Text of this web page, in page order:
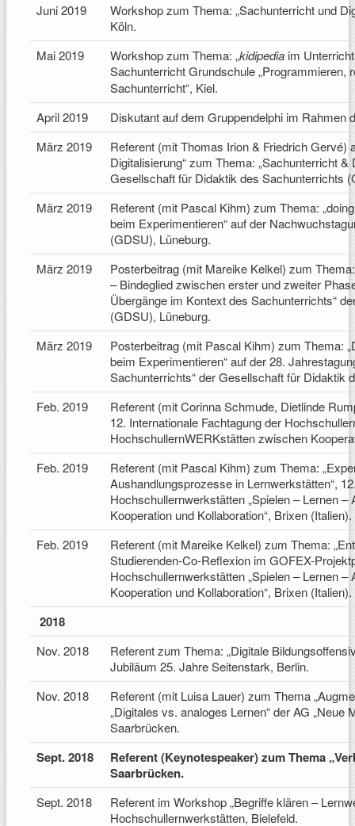
Juni 2019
Workshop zum Thema: „Sachunterricht und
Köln.
Mai 2019
Workshop zum Thema: „kidipedia im
Sachunterricht Grundschule
Sachunterricht“, Kiel.
April 2019
Diskutant auf dem Gruppendelphi im Rahmen
März 2019
Referent (mit Thomas Irion & Friedrich Gervé)
Digitalisierung“ zum Thema: „Sachunterricht
Gesellschaft für Didaktik des Sachunterrichts
März 2019
Referent (mit Pascal Kihm) zum Thema:
beim Experimentieren“ auf der
(GDSU), Lüneburg.
März 2019
Posterbeitrag (mit Mareike Kelkel) zum
– Bindeglied zwischen erster und zweiter
Übergänge im Kontext des Sachunterrichts“
(GDSU), Lüneburg.
März 2019
Posterbeitrag (mit Pascal Kihm) zum Thema:
beim Experimentieren“ auf der 28.
Sachunterrichts“ der Gesellschaft für Didaktik
Feb. 2019
Referent (mit Corinna Schmude, Dietlinde
12. Internationale Fachtagung der
HochschullernWERKstätten zwischen
Feb. 2019
Referent (mit Pascal Kihm) zum Thema:
Aushandlungsprozesse in Lernwerkstätten“,
Hochschullernwerkstätten „Spielen – Lernen
Kooperation und Kollaboration“, Brixen (Italien).
Feb. 2019
Referent (mit Mareike Kelkel) zum Thema:
Studierenden-Co-Reflexion im GOFEX-
Hochschullernwerkstätten „Spielen – Lernen
Kooperation und Kollaboration“, Brixen (Italien).
2018
Nov. 2018
Referent zum Thema: „Digitale
Jubiläum 25. Jahre Seitenstark, Berlin.
Nov. 2018
Referent (mit Luisa Lauer) zum Thema
„Digitales vs. analoges Lernen“ der AG
Saarbrücken.
Sept. 2018
Referent (Keynotespeaker) zum Thema
Saarbrücken.
Sept. 2018
Referent im Workshop „Begriffe klären –
Hochschullernwerkstätten, Bielefeld.